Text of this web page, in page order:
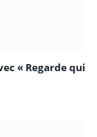
« Regarde qui